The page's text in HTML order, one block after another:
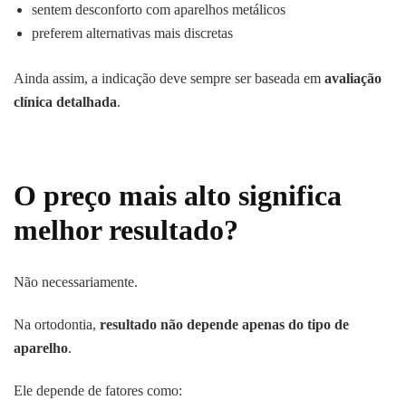
sentem desconforto com aparelhos metálicos
preferem alternativas mais discretas
Ainda assim, a indicação deve sempre ser baseada em avaliação
clínica detalhada.
O preço mais alto significa
melhor resultado?
Não necessariamente.
Na ortodontia, resultado não depende apenas do tipo de
aparelho.
Ele depende de fatores como: